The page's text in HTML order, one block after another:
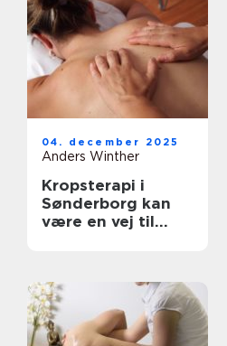
04. december 2025
Anders Winther
Kropsterapi i
Sønderborg kan
være en vej til